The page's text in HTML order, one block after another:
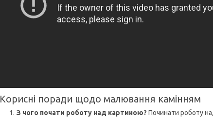
Корисні поради щодо малювання камінням
З чого почати роботу над картиною? Починати роботу